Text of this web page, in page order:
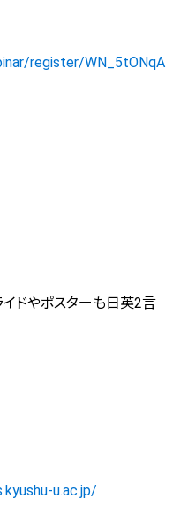
register/WN_5tONqA
イドやポスターも日英2言
u.ac.jp/